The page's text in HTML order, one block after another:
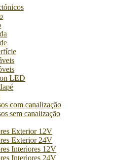
LED
com canalização
sem canalização
Exterior 12V
Exterior 24V
Interiores 12V
Interiores 24V